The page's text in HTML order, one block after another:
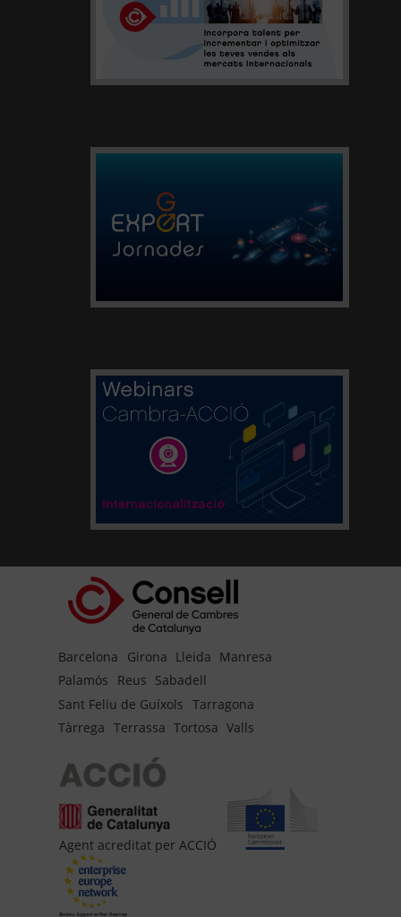
Barcelona Girona Lleida Manresa
Palamós
Reus Sabadell
Sant Feliu de Guíxols Tarragona
Tàrrega Terrassa Tortosa Valls
Agent acreditat per ACCIÓ